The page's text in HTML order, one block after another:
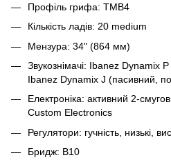
Профіль грифа: TMB4
Кількість ладів: 20 medium
Мензура: 34" (864 мм)
Звукознімачі: Ibanez Dynamix
Ibanez Dynamix J (пасивний,
Електроніка: активний 2-
Custom Electronics
Регулятори: гучність, низькі,
Бридж: B10